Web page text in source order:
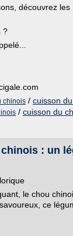
découvrez
?
chinois / cuisson
/ cuisson du
: un
le chou
ce